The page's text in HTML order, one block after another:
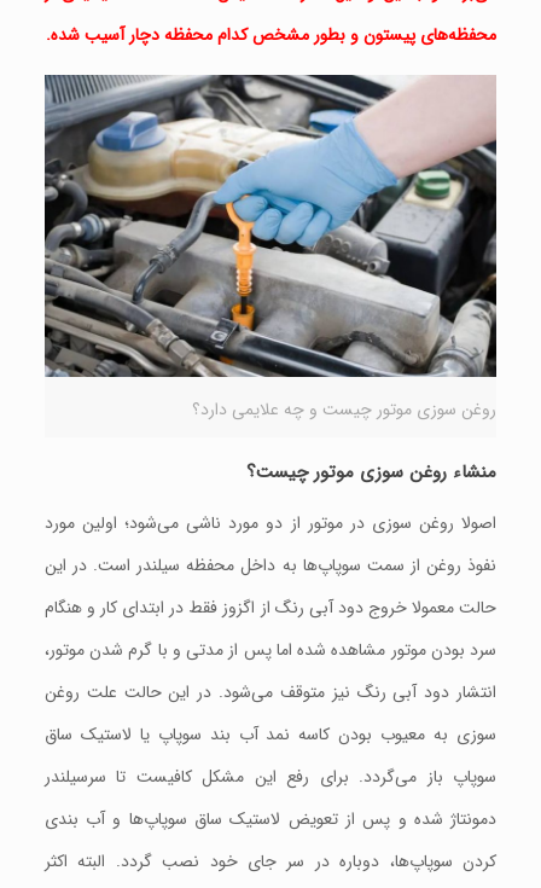
محفظه‌های پیستون و بطور مشخص کدام محفظه دچار آسیب شده.
روغن سوزی موتور چیست و چه علایمی دارد؟
منشاء روغن سوزی موتور چیست؟
اصولا روغن سوزی در موتور از دو مورد ناشی می‌شود؛ اولین مورد
نفوذ روغن از سمت سوپاپ‌ها به داخل محفظه سیلندر است. در این
حالت معمولا خروج دود آبی رنگ از اگزوز فقط در ابتدای کار و هنگام
سرد بودن موتور مشاهده شده اما پس از مدتی و با گرم شدن موتور،
انتشار دود آبی رنگ نیز متوقف می‌شود. در این حالت علت روغن
سوزی به معیوب بودن کاسه نمد آب بند سوپاپ یا لاستیک ساق
سوپاپ باز می‌گردد. برای رفع این مشکل کافیست تا سرسیلندر
دمونتاژ شده و پس از تعویض لاستیک ساق سوپاپ‌ها و آب بندی
کردن سوپاپ‌ها، دوباره در سر جای خود نصب گردد. البته اکثر